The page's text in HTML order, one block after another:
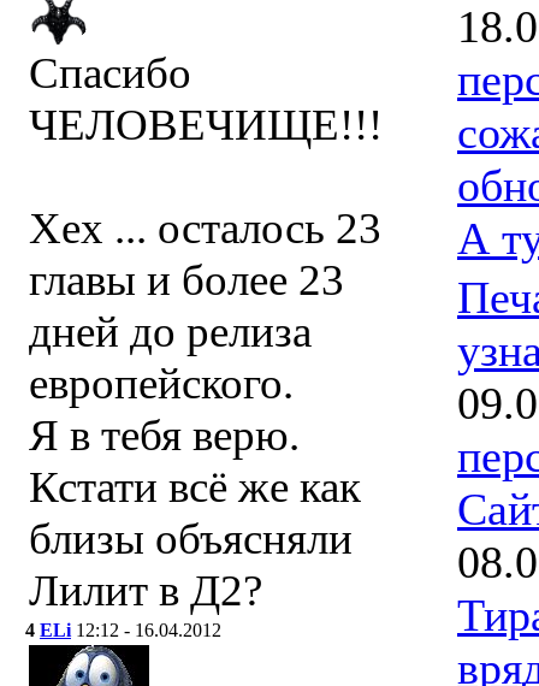
Спасибо
ЧЕЛОВЕЧИЩЕ!!!
Хех ... осталось 23
главы и более 23
дней до релиза
европейского.
Я в тебя верю.
Кстати всё же как
близы объясняли
Лилит в Д2?
4 ELi 12:12 - 16.04.2012
А